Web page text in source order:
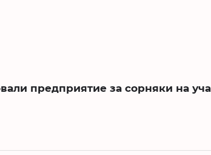
предприятие за сорняки на